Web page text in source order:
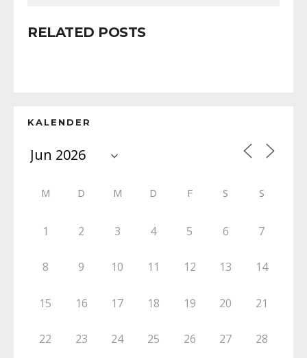
RELATED POSTS
KALENDER
M D M D F S S
1 2 3 4 5 6 7
8 9 10 11 12 13 14
15 16 17 18 19 20 21
22 23 24 25 26 27 28